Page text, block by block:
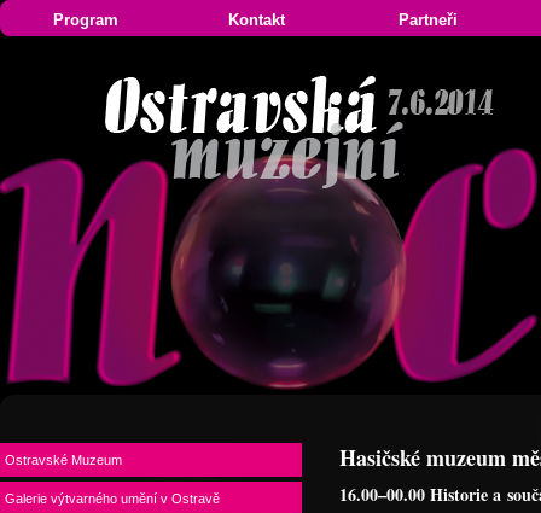
Program Kontakt Partneři
Ostravské Muzeum
Galerie výtvarného umění v Ostravě
Hasičské muzeum
16.00–00.00 Historie a